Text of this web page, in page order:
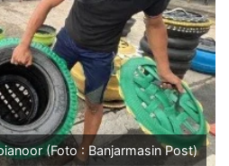
(Foto : Banjarmasin Post)